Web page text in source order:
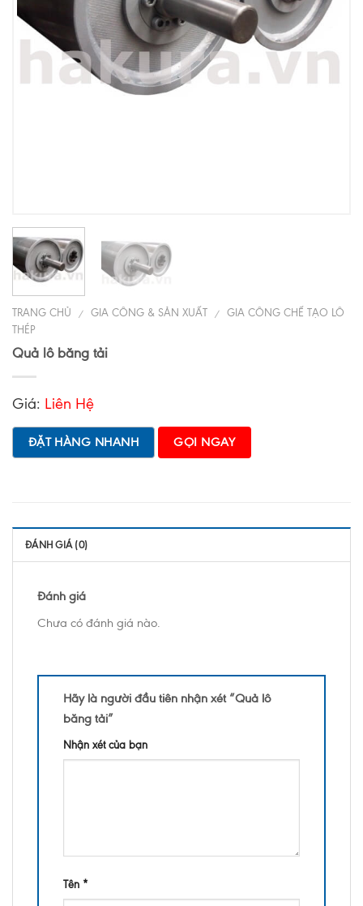
TRANG CHỦ / GIA CÔNG & SẢN XUẤT /
GIA CÔNG CHẾ TẠO LÔ
THÉP
Quả lô băng tải
Giá: Liên Hệ
ĐẶT HÀNG NHANH GỌI NGAY
ĐÁNH GIÁ (0)
Đánh giá
Chưa có đánh giá nào.
Hãy là người đầu tiên nhận xét “Quả lô
băng tải”
Nhận xét của bạn
Tên *